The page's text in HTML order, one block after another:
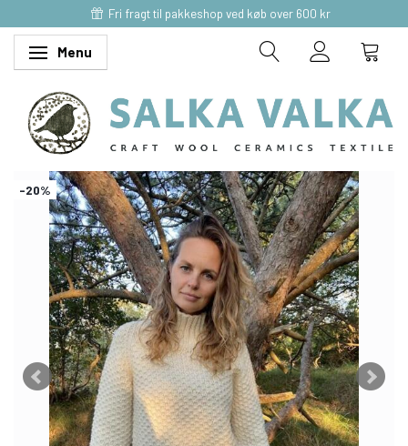
Fri fragt til pakkeshop ved køb over 600 kr
Skifte navigation
Menu
-20%